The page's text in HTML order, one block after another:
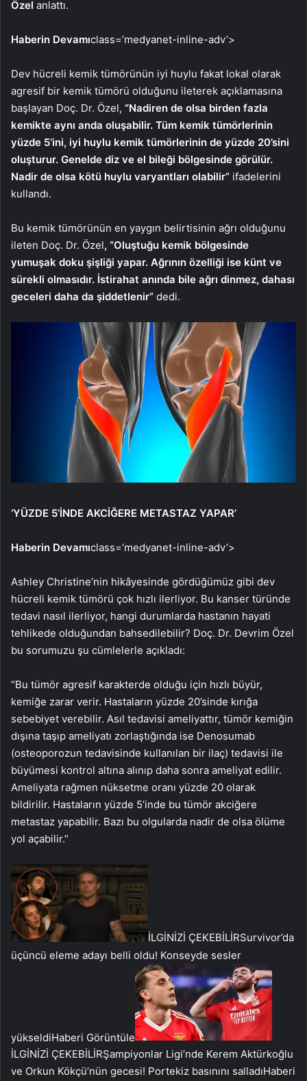
Özel anlattı.
Haberin Devamıclass=’medyanet-inline-adv’>
Dev hücreli kemik tümörünün iyi huylu fakat lokal olarak
agresif bir kemik tümörü olduğunu ileterek açıklamasına
başlayan Doç. Dr. Özel, “Nadiren de olsa birden fazla
kemikte aynı anda oluşabilir. Tüm kemik tümörlerinin
yüzde 5’ini, iyi huylu kemik tümörlerinin de yüzde 20’sini
oluşturur. Genelde diz ve el bileği bölgesinde görülür.
Nadir de olsa kötü huylu varyantları olabilir” ifadelerini
kullandı.
Bu kemik tümörünün en yaygın belirtisinin ağrı olduğunu
ileten Doç. Dr. Özel, “Oluştuğu kemik bölgesinde
yumuşak doku şişliği yapar. Ağrının özelliği ise künt ve
sürekli olmasıdır. İstirahat anında bile ağrı dinmez, dahası
geceleri daha da şiddetlenir” dedi.
‘YÜZDE 5’İNDE AKCİĞERE METASTAZ YAPAR’
Haberin Devamıclass=’medyanet-inline-adv’>
Ashley Christine’nin hikâyesinde gördüğümüz gibi dev
hücreli kemik tümörü çok hızlı ilerliyor. Bu kanser türünde
tedavi nasıl ilerliyor, hangi durumlarda hastanın hayati
tehlikede olduğundan bahsedilebilir? Doç. Dr. Devrim Özel
bu sorumuzu şu cümlelerle açıkladı:
“Bu tümör agresif karakterde olduğu için hızlı büyür,
kemiğe zarar verir. Hastaların yüzde 20’sinde kırığa
sebebiyet verebilir. Asıl tedavisi ameliyattır, tümör kemiğin
dışına taşıp ameliyatı zorlaştığında ise Denosumab
(osteoporozun tedavisinde kullanılan bir ilaç) tedavisi ile
büyümesi kontrol altına alınıp daha sonra ameliyat edilir.
Ameliyata rağmen nüksetme oranı yüzde 20 olarak
bildirilir. Hastaların yüzde 5’inde bu tümör akciğere
metastaz yapabilir. Bazı bu olgularda nadir de olsa ölüme
yol açabilir.”
İLGİNİZİ ÇEKEBİLİRSurvivor’da
üçüncü eleme adayı belli oldu! Konseyde sesler
yükseldiHaberi Görüntüle
İLGİNİZİ ÇEKEBİLİRŞampiyonlar Ligi’nde Kerem Aktürkoğlu
ve Orkun Kökçü’nün gecesi! Portekiz basınını salladıHaberi